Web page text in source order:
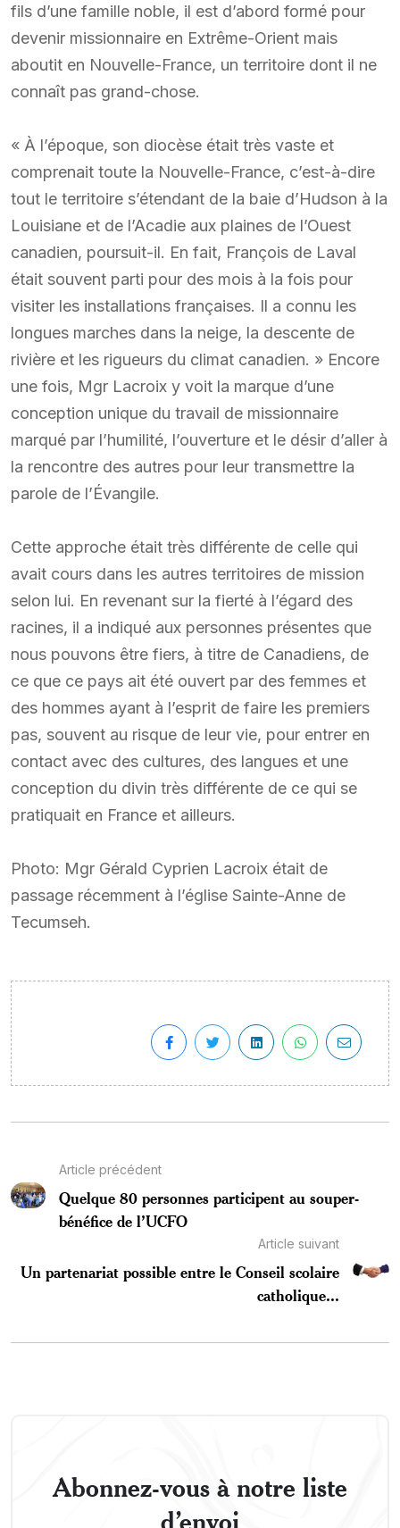
fils d’une famille noble, il est d’abord formé pour
devenir missionnaire en Extrême-Orient mais
aboutit en Nouvelle-France, un territoire dont il ne
connaît pas grand-chose.
« À l’époque, son diocèse était très vaste et
comprenait toute la Nouvelle-France, c’est-à-dire
tout le territoire s’étendant de la baie d’Hudson à la
Louisiane et de l’Acadie aux plaines de l’Ouest
canadien, poursuit-il. En fait, François de Laval
était souvent parti pour des mois à la fois pour
visiter les installations françaises. Il a connu les
longues marches dans la neige, la descente de
rivière et les rigueurs du climat canadien. » Encore
une fois, Mgr Lacroix y voit la marque d’une
conception unique du travail de missionnaire
marqué par l’humilité, l’ouverture et le désir d’aller à
la rencontre des autres pour leur transmettre la
parole de l’Évangile.
Cette approche était très différente de celle qui
avait cours dans les autres territoires de mission
selon lui. En revenant sur la fierté à l’égard des
racines, il a indiqué aux personnes présentes que
nous pouvons être fiers, à titre de Canadiens, de
ce que ce pays ait été ouvert par des femmes et
des hommes ayant à l’esprit de faire les premiers
pas, souvent au risque de leur vie, pour entrer en
contact avec des cultures, des langues et une
conception du divin très différente de ce qui se
pratiquait en France et ailleurs.
Photo: Mgr Gérald Cyprien Lacroix était de
passage récemment à l’église Sainte-Anne de
Tecumseh.
Article précédent
Quelque 80 personnes participent au souper-
bénéfice de l’UCFO
Article suivant
Un partenariat possible entre le Conseil scolaire
catholique...
Abonnez-vous à notre liste
d’envoi